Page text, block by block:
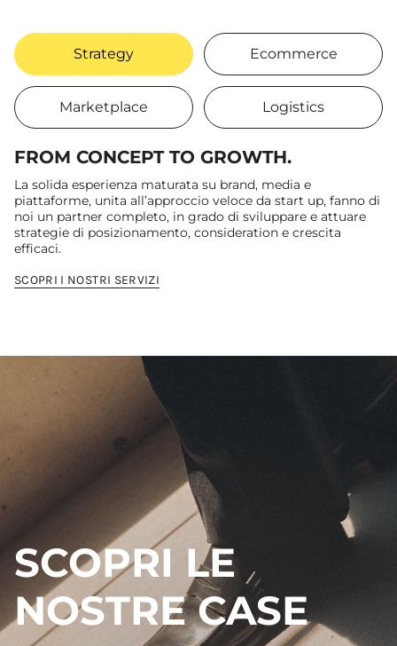
Strategy Ecommerce
Marketplace Logistics
FROM CONCEPT TO GROWTH.
La solida esperienza maturata su brand, media e
piattaforme, unita all’approccio veloce da start up, fanno di
noi un partner completo, in grado di sviluppare e attuare
strategie di posizionamento, consideration e crescita
efficaci.
SCOPRI I NOSTRI SERVIZI
SCOPRI LE
NOSTRE CASE